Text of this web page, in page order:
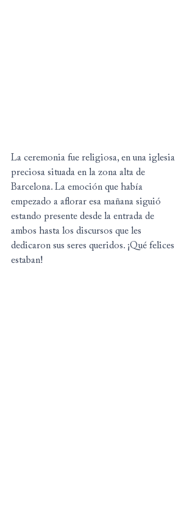
La ceremonia fue religiosa, en una iglesia
preciosa situada en la zona alta de
Barcelona. La emoción que había
empezado a aflorar esa mañana siguió
estando presente desde la entrada de
ambos hasta los discursos que les
dedicaron sus seres queridos. ¡Qué felices
estaban!